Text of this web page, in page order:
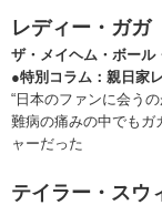
レディー・ガガ
ザ・メイヘム・ボール
●特別コラム：親日家
“日本のファンに会う
難病の痛みの中でもガ
ャーだった
テイラー・スウ